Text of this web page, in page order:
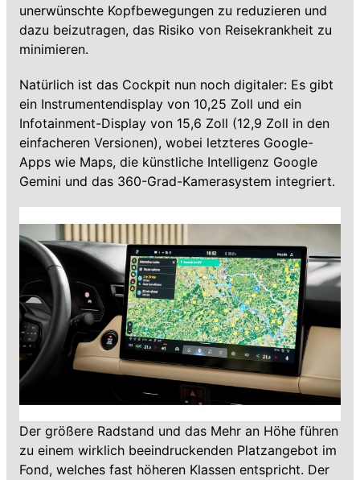
unerwünschte Kopfbewegungen zu reduzieren und
dazu beizutragen, das Risiko von Reisekrankheit zu
minimieren.
Natürlich ist das Cockpit nun noch digitaler: Es gibt
ein Instrumentendisplay von 10,25 Zoll und ein
Infotainment-Display von 15,6 Zoll (12,9 Zoll in den
einfacheren Versionen), wobei letzteres Google-
Apps wie Maps, die künstliche Intelligenz Google
Gemini und das 360-Grad-Kamerasystem integriert.
Der größere Radstand und das Mehr an Höhe führen
zu einem wirklich beeindruckenden Platzangebot im
Fond, welches fast höheren Klassen entspricht. Der